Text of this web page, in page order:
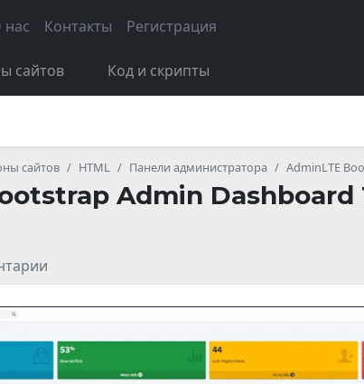
нас Контакты Регистрация
сайтов Код и скрипты
сайтов HTML Панели администратора AdminLTE
Admin Dashboard